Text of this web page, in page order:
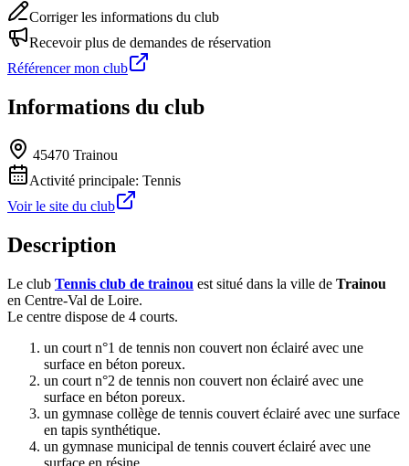
Corriger les informations du club
Recevoir plus de demandes de réservation
Référencer mon club
Informations du club
45470 Trainou
Activité principale: Tennis
Voir le site du club
Description
Le club Tennis club de trainou est situé dans la ville de Trainou
en Centre-Val de Loire.
Le centre dispose de 4 courts.
un court n°1 de tennis non couvert non éclairé avec une
surface en béton poreux.
un court n°2 de tennis non couvert non éclairé avec une
surface en béton poreux.
un gymnase collège de tennis couvert éclairé avec une surface
en tapis synthétique.
un gymnase municipal de tennis couvert éclairé avec une
surface en résine.